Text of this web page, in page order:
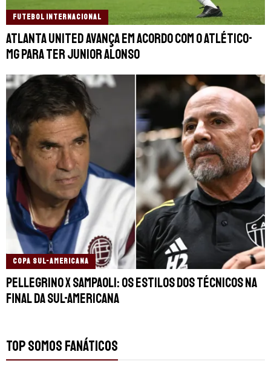
FUTEBOL INTERNACIONAL
Atlanta United avança em acordo com o Atlético-
MG para ter Junior Alonso
COPA SUL-AMERICANA
Pellegrino x Sampaoli: os estilos dos técnicos na
final da Sul-Americana
TOP SOMOS FANÁTICOS